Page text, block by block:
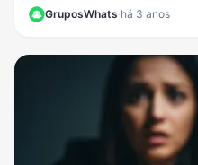
GruposWhats·há 3 anos